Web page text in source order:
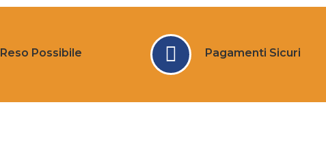
Reso Possibile Pagamenti Sicuri